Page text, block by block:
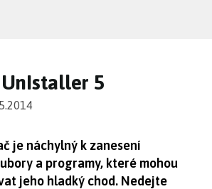
5
je náchylný k zanesení
a programy, které mohou
jeho hladký chod. Nedejte